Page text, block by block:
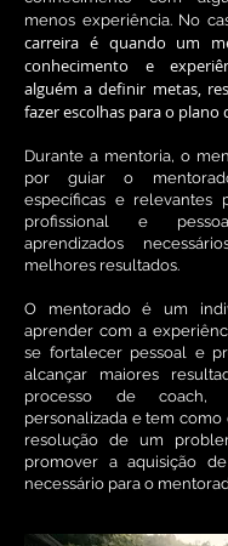
menos experiência. No
carreira é quando um
conhecimento e
alguém a definir metas,
fazer escolhas para o plano
Durante a mentoria, o
por guiar o
específicas e relevantes
profissional e
aprendizados
melhores resultados.
O mentorado é um
aprender com a
se fortalecer pessoal e
alcançar maiores
processo de
personalizada e tem
resolução de um
promover a aquisição
necessário para o